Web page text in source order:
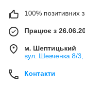
100% позитивних з
Працює з
м. Шептицький
вул. Шевченка 8/
Контакти